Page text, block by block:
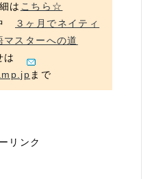
は こちら☆
３ヶ月でネイティ
スターへの道
は
まで
リンク